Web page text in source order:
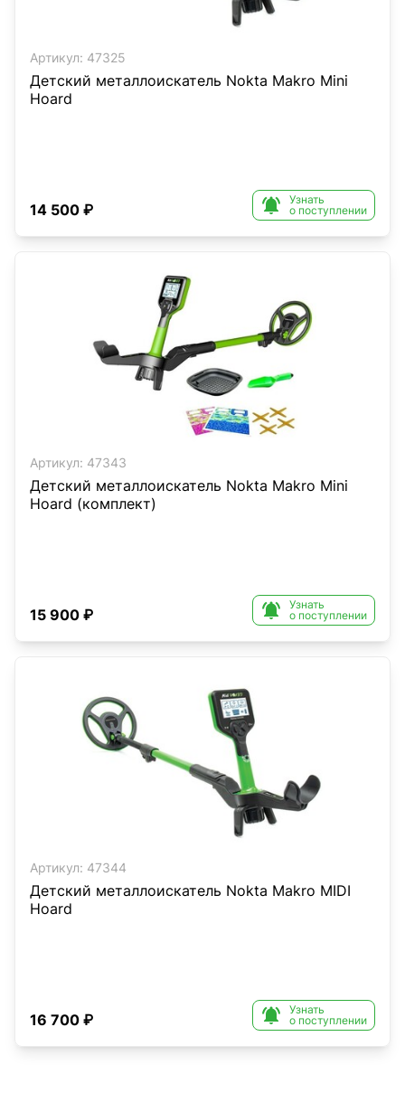
Артикул: 47325
Детский металлоискатель Nokta Makro Mini
Hoard
14 500 ₽ 
Узнать
о поступлении
Артикул: 47343
Детский металлоискатель Nokta Makro Mini
Hoard (комплект)
15 900 ₽ 
Узнать
о поступлении
Артикул: 47344
Детский металлоискатель Nokta Makro MIDI
Hoard
16 700 ₽ 
Узнать
о поступлении